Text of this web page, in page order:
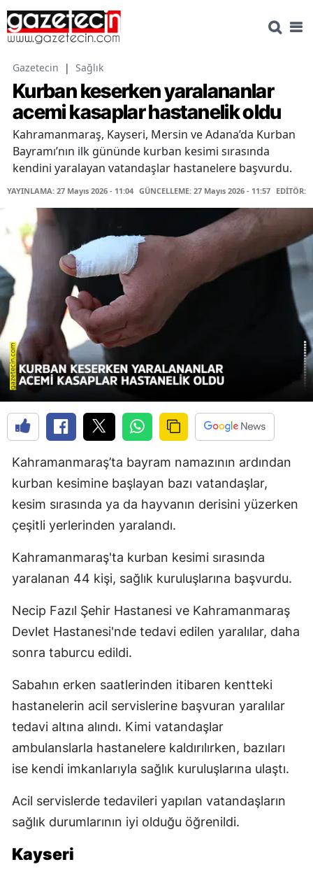
Gazetecin | Sağlık
Kurban keserken yaralananlar
acemi kasaplar hastanelik oldu
Kahramanmaraş, Kayseri, Mersin ve Adana’da Kurban
Bayramı’nın ilk gününde kurban kesimi sırasında
kendini yaralayan vatandaşlar hastanelere başvurdu.
YAYINLAMA: 27 Mayıs 2026 - 11:04 GÜNCELLEME: 27 Mayıs 2026 - 11:57 EDİTÖR:
Kahramanmaraş’ta bayram namazının ardından
kurban kesimine başlayan bazı vatandaşlar,
kesim sırasında ya da hayvanın derisini yüzerken
çeşitli yerlerinden yaralandı.
Kahramanmaraş'ta kurban kesimi sırasında
yaralanan 44 kişi, sağlık kuruluşlarına başvurdu.
Necip Fazıl Şehir Hastanesi ve Kahramanmaraş
Devlet Hastanesi'nde tedavi edilen yaralılar, daha
sonra taburcu edildi.
Sabahın erken saatlerinden itibaren kentteki
hastanelerin acil servislerine başvuran yaralılar
tedavi altına alındı. Kimi vatandaşlar
ambulanslarla hastanelere kaldırılırken, bazıları
ise kendi imkanlarıyla sağlık kuruluşlarına ulaştı.
Acil servislerde tedavileri yapılan vatandaşların
sağlık durumlarının iyi olduğu öğrenildi.
Kayseri